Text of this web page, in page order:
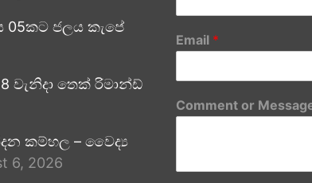
05කට ජලය කැපේ
වැනිදා තෙක් රිමාන්ඩ්
කම්හල – වෛද්‍ය
6, 2026
Email *
Comment or